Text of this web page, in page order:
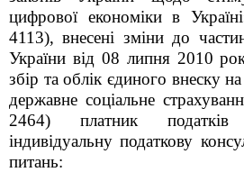
цифрової економіки в
4113), внесені зміни до
України від 08 липня 2010
збір та облік єдиного внеску
державне соціальне
2464) платник
індивідуальну податкову
питань: